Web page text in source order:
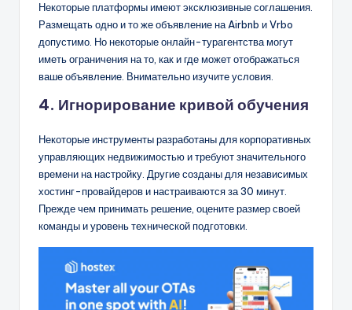
Некоторые платформы имеют эксклюзивные соглашения.
Размещать одно и то же объявление на Airbnb и Vrbo
допустимо. Но некоторые онлайн-турагентства могут
иметь ограничения на то, как и где может отображаться
ваше объявление. Внимательно изучите условия.
4. Игнорирование кривой обучения
Некоторые инструменты разработаны для корпоративных
управляющих недвижимостью и требуют значительного
времени на настройку. Другие созданы для независимых
хостинг-провайдеров и настраиваются за 30 минут.
Прежде чем принимать решение, оцените размер своей
команды и уровень технической подготовки.